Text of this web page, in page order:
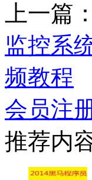
上一篇：
监控系
频教程
会员注
推荐内